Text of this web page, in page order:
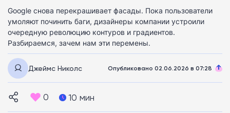
Google снова перекрашивает фасады. Пока пользователи
умоляют починить баги, дизайнеры компании устроили
очередную революцию контуров и градиентов.
Разбираемся, зачем нам эти перемены.
Джеймс Николс Опубликовано 02.06.2026 в 07:28
0 10 мин